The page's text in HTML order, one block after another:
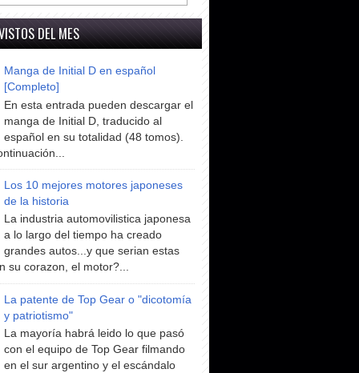
DEL MES
Manga de Initial D en español
[Completo]
En esta entrada pueden descargar el
manga de Initial D, traducido al
español en su totalidad (48 tomos).
Los 10 mejores motores japoneses
de la historia
La industria automovilistica japonesa
a lo largo del tiempo ha creado
grandes autos...y que serian estas
su corazon, el motor?...
La patente de Top Gear o "dicotomía
y patriotismo"
La mayoría habrá leido lo que pasó
con el equipo de Top Gear filmando
en el sur argentino y el escándalo